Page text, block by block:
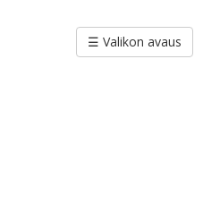
☰ Valikon avaus